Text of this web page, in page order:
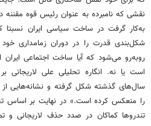
نقشی که نامبرده به عنوان رئیس قوه مقننه
به‌کار گرفت در ساخت سیاسی ایران نسبتا
شکل‌بندی قدرت را در دوران زمامداری
روبه‌رو می‌شود که آیا ساخت اجتماعی ایران
است یا نه. انگاره تحلیلی علی لاریجانی
سال‌های گذشته شکل گرفته و نشانه‌هایی
را منعکس کرده است.» در نهایت بر اساس
تندروها کماکان در صدد حذف